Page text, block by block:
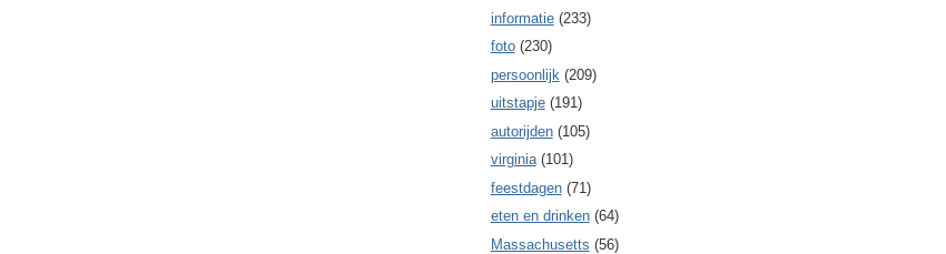
informatie (233)
foto (230)
persoonlijk (209)
uitstapje (191)
autorijden (105)
virginia (101)
feestdagen (71)
eten en drinken (64)
Massachusetts (56)